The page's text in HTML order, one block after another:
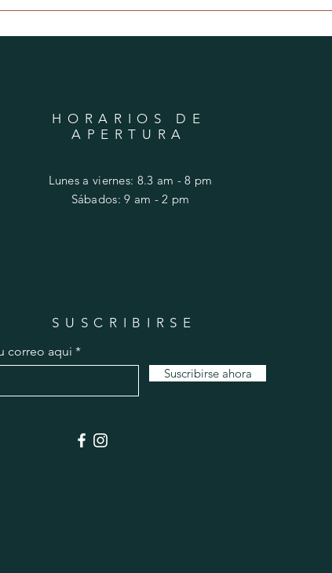
HORARIOS DE
APERTURA
Lunes a viernes: 8.3 am - 8 pm
​​Sábados: 9 am - 2 pm
SUSCRIBIRSE
correo aqui
Suscribirse ahora